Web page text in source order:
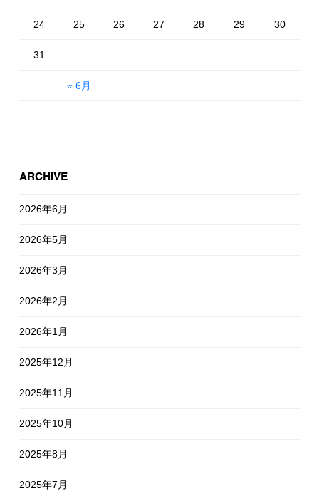
« 6月
24 25 26 27 28 29 30
31
ARCHIVE
2026年6月
2026年5月
2026年3月
2026年2月
2026年1月
2025年12月
2025年11月
2025年10月
2025年8月
2025年7月